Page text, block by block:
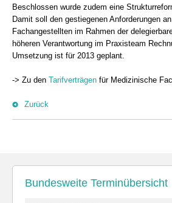
Beschlossen wurde zudem eine
Damit soll den gestiegenen Anforderungen
Fachangestellten im Rahmen der
höheren Verantwortung im Praxisteam
Umsetzung ist für 2013 geplant.
-> Zu den Tarifverträgen für Medizinische
Zurück
Bundesweite Terminübersicht